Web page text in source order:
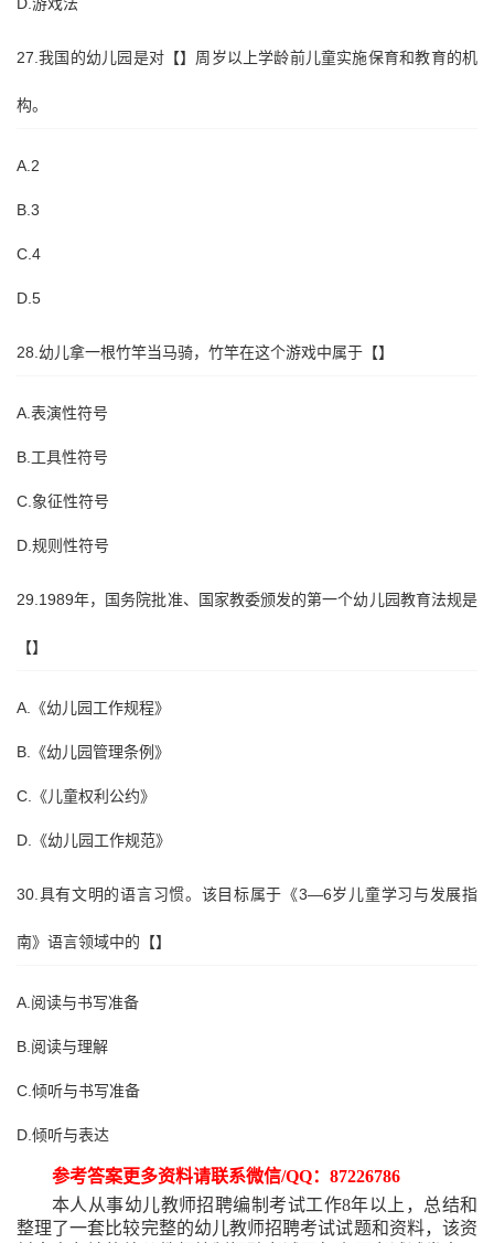
27.我国的幼儿园是对【】周岁以上学龄前儿童实施保育和教育的机
构。
A.2
B.3
C.4
D.5
28.幼儿拿一根竹竿当马骑，竹竿在这个游戏中属于【】
A.表演性符号
B.工具性符号
C.象征性符号
D.规则性符号
29.1989年，国务院批准、国家教委颁发的第一个幼儿园教育法规是
【】
A.《幼儿园工作规程》
B.《幼儿园管理条例》
C.《儿童权利公约》
D.《幼儿园工作规范》
30.具有文明的语言习惯。该目标属于《3—6岁儿童学习与发展指
南》语言领域中的【】
A.阅读与书写准备
B.阅读与理解
C.倾听与书写准备
D.倾听与表达
参考答案更多资料请联系微信/QQ：87226786
本人从事幼儿教师招聘编制考试工作8年以上，总结和
整理了一套比较完整的幼儿教师招聘考试试题和资料，该资